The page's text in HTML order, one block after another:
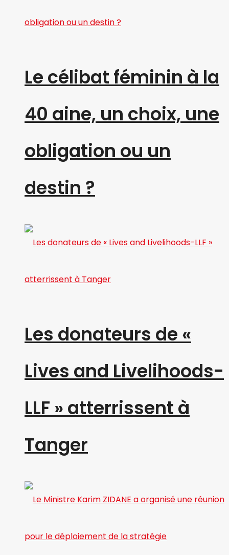
Le célibat féminin à la
40 aine, un choix, une
obligation ou un
destin ?
Les donateurs de «
Lives and Livelihoods-
LLF » atterrissent à
Tanger